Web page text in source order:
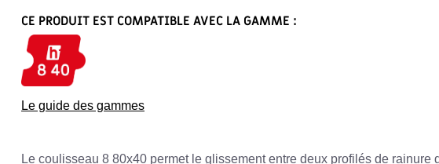
CE PRODUIT EST COMPATIBLE AVEC LA GAMME :
Le guide des gammes
Le coulisseau 8 80x40 permet le glissement entre deux profilés de